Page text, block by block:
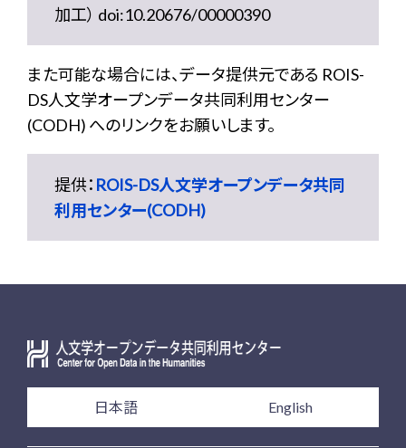
加工） doi:10.20676/00000390
また可能な場合には、データ提供元である ROIS-
DS人文学オープンデータ共同利用センター
(CODH) へのリンクをお願いします。
提供： ROIS-DS人文学オープンデータ共同
利用センター(CODH)
日本語 English